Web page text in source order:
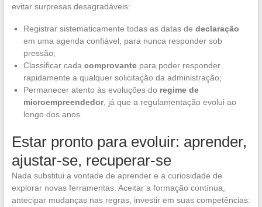
evitar surpresas desagradáveis:
Registrar sistematicamente todas as datas de declaração
em uma agenda confiável, para nunca responder sob
pressão;
Classificar cada comprovantepara poder responder
rapidamente a qualquer solicitação da administração;
Permanecer atento às evoluções do regime de
microempreendedor, já que a regulamentação evolui ao
longo dos anos.
Estar pronto para evoluir: aprender,
ajustar-se, recuperar-se
Nada substitui a vontade de aprender e a curiosidade de
explorar novas ferramentas. Aceitar a formação contínua,
antecipar mudanças nas regras, investir em suas competências: